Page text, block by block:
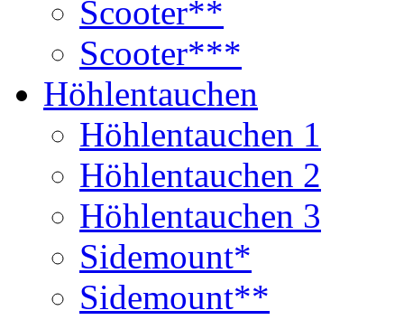
Scooter**
Scooter***
Höhlentauchen
Höhlentauchen 1
Höhlentauchen 2
Höhlentauchen 3
Sidemount*
Sidemount**